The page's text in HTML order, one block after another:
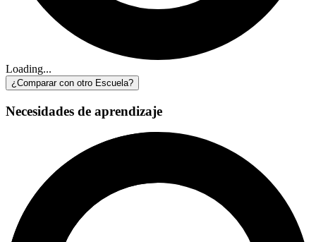
Loading...
¿Comparar con otro Escuela?
Necesidades de aprendizaje